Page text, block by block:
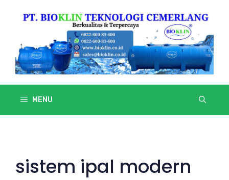
MENU
sistem ipal modern